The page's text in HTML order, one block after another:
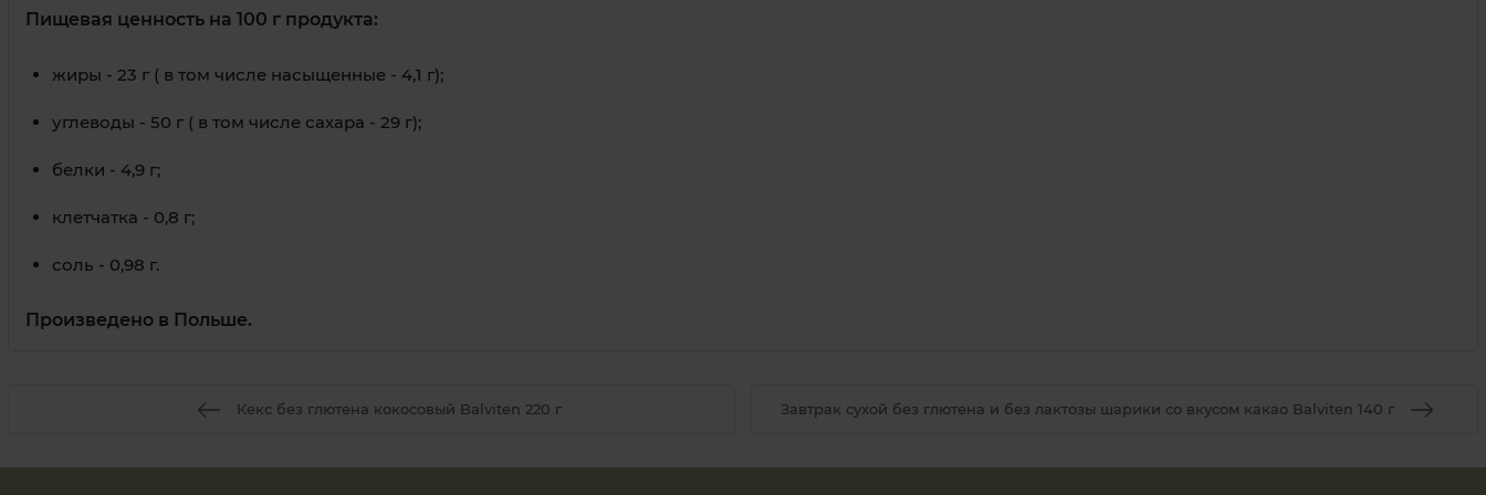
Пищевая ценность на 100 г продукта:
жиры - 23 г ( в том числе насыщенные - 4,1 г);
углеводы - 50 г ( в том числе сахара - 29 г);
белки - 4,9 г;
клетчатка - 0,8 г;
соль - 0,98 г.
Произведено в Польше.
Кекс без глютена кокосовый Balviten 220 г Завтрак сухой без глютена и без лактозы шарики со вкусом какао Balviten 140 г